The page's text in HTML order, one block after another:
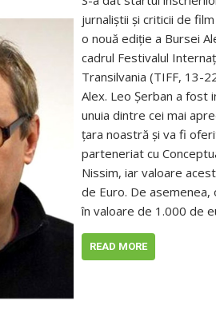
jurnaliștii și criticii de
o nouă ediție a Bursei
cadrul Festivalul
Transilvania (TIFF, 13-
Alex. Leo Șerban a fost
unuia dintre cei mai
țara noastră și va fi
parteneriat cu
Nissim, iar valoare
de Euro. De asemenea,
în valoare de 1.000 de
READ MORE